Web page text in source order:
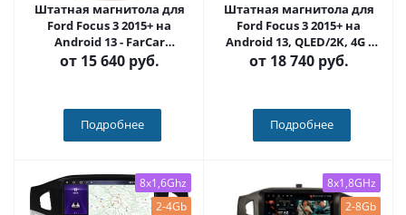
Штатная магнитола для
Ford Focus 3 2015+ на
Android 13 - FarCar
(D/DX150/501M)
от 15 640 руб.
Подробнее
Штатная магнитола для
Ford Focus 3 2015+ на
Android 13, QLED/2K, 4G -
FarCar S500 Plus (150/501M)
от 18 740 руб.
Подробнее
8x1,6Ghz
2-4Gb
8x1,8GHz
2-8Gb